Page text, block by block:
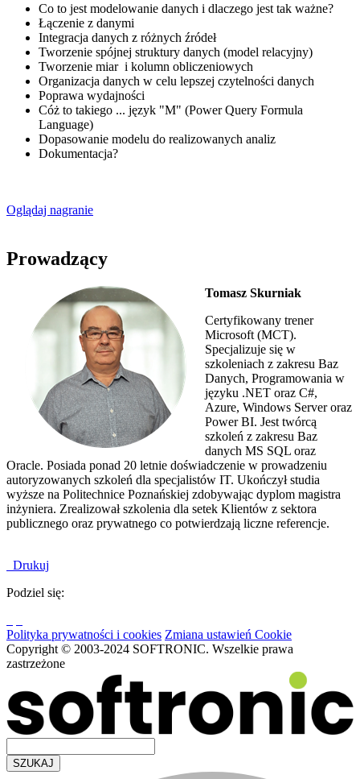
Co to jest modelowanie danych i dlaczego jest tak ważne?
Łączenie z danymi
Integracja danych z różnych źródeł
Tworzenie spójnej struktury danych (model relacyjny)
Tworzenie miar i kolumn obliczeniowych
Organizacja danych w celu lepszej czytelności danych
Poprawa wydajności
Cóż to takiego ... język "M" (Power Query Formula
Language)
Dopasowanie modelu do realizowanych analiz
Dokumentacja?
Oglądaj nagranie
Prowadzący
Tomasz Skurniak
Certyfikowany trener
Microsoft (MCT).
Specjalizuje się w
szkoleniach z zakresu Baz
Danych, Programowania w
języku .NET oraz C#,
Azure, Windows Server oraz
Power BI. Jest twórcą
szkoleń z zakresu Baz
danych MS SQL oraz
Oracle. Posiada ponad 20 letnie doświadczenie w prowadzeniu
autoryzowanych szkoleń dla specjalistów IT. Ukończył studia
wyższe na Politechnice Poznańskiej zdobywając dyplom magistra
inżyniera. Zrealizował szkolenia dla setek Klientów z sektora
publicznego oraz prywatnego co potwierdzają liczne referencje.
Drukuj
Podziel się:
Polityka prywatności i cookies Zmiana ustawień Cookie
Copyright © 2003-2024 SOFTRONIC. Wszelkie prawa
zastrzeżone